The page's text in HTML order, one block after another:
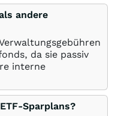
andere
da sie passiv
interne
Sparplans?